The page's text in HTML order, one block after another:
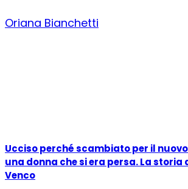
Oriana Bianchetti
Ucciso perché scambiato per il
una donna che si era persa. La storia
Venco